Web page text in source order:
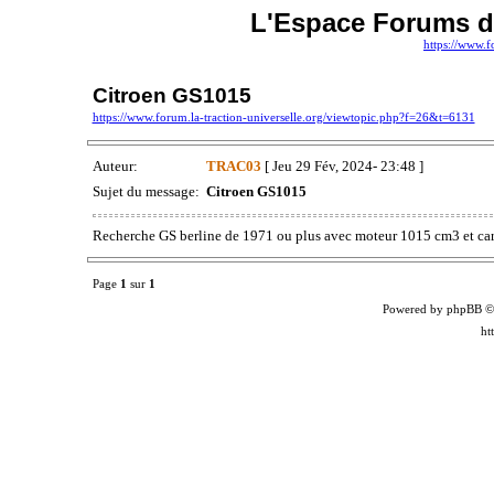
L'Espace Forums
https://
Citroen GS1015
https://www.forum.la-traction-universelle.org/viewtopic.php?f=26&t=6131
Auteur: TRAC03 [ Jeu 29 Fév, 2024- 23:48 ]
Sujet du message: Citroen GS1015
Recherche GS berline de 1971 ou plus avec moteur 1015 cm3 et
Page 1 sur 1
Powered by phpBB